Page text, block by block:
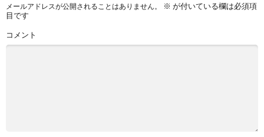
メールアドレスが公開されることはありません。 ※ が付いている欄は必須項
目です
コメント